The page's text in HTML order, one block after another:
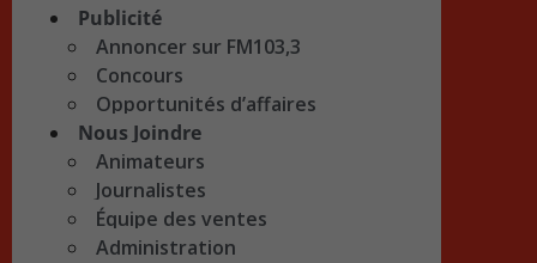
Publicité
Annoncer sur FM103,3
Concours
Opportunités d’affaires
Nous Joindre
Animateurs
Journalistes
Équipe des ventes
Administration